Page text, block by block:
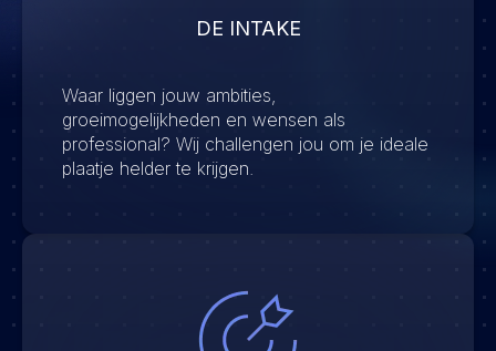
DE INTAKE
Waar liggen jouw ambities,
groeimogelijkheden en wensen als
professional? Wij challengen jou om je ideale
plaatje helder te krijgen.